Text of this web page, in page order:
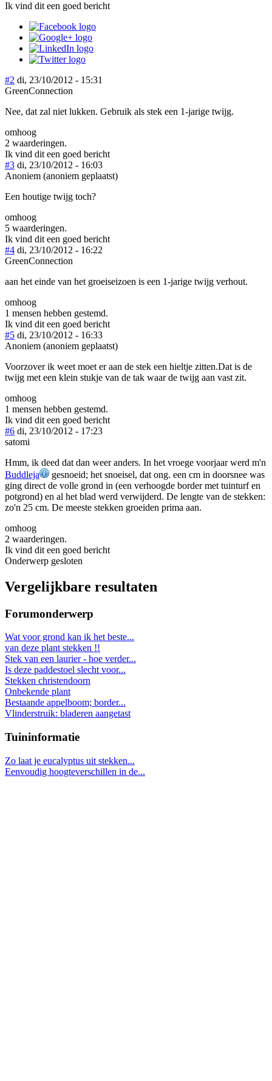
Ik vind dit een goed bericht
#2 di, 23/10/2012 - 15:31
GreenConnection
Nee, dat zal niet lukken. Gebruik als stek een 1-jarige twijg.
omhoog
2 waarderingen.
Ik vind dit een goed bericht
#3 di, 23/10/2012 - 16:03
Anoniem (anoniem geplaatst)
Een houtige twijg toch?
omhoog
5 waarderingen.
Ik vind dit een goed bericht
#4 di, 23/10/2012 - 16:22
GreenConnection
aan het einde van het groeiseizoen is een 1-jarige twijg verhout.
omhoog
1 mensen hebben gestemd.
Ik vind dit een goed bericht
#5 di, 23/10/2012 - 16:33
Anoniem (anoniem geplaatst)
Voorzover ik weet moet er aan de stek een hieltje zitten.Dat is de
twijg met een klein stukje van de tak waar de twijg aan vast zit.
omhoog
1 mensen hebben gestemd.
Ik vind dit een goed bericht
#6 di, 23/10/2012 - 17:23
satomi
Hmm, ik deed dat dan weer anders. In het vroege voorjaar werd m'n
Buddleja
gesnoeid; het snoeisel, dat ong. een cm in doorsnee was
ging direct de volle grond in (een verhoogde border met tuinturf en
potgrond) en al het blad werd verwijderd. De lengte van de stekken:
zo'n 25 cm. De meeste stekken groeiden prima aan.
omhoog
2 waarderingen.
Ik vind dit een goed bericht
Onderwerp gesloten
Vergelijkbare resultaten
Forumonderwerp
Wat voor grond kan ik het beste...
van deze plant stekken !!
Stek van een laurier - hoe verder...
Is deze paddestoel slecht voor...
Stekken christendoorn
Onbekende plant
Bestaande appelboom; border...
Vlinderstruik: bladeren aangetast
Tuininformatie
Zo laat je eucalyptus uit stekken...
Eenvoudig hoogteverschillen in de...